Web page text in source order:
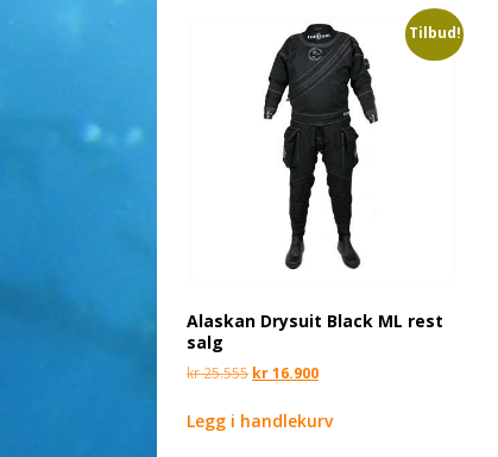
Tilbud!
Alaskan Drysuit Black ML rest
salg
kr25.555 kr16.900
Legg i handlekurv